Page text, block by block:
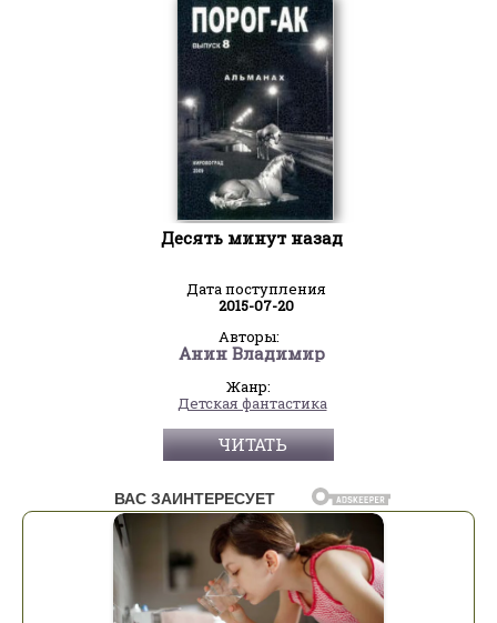
Десять минут назад
Дата поступления
2015-07-20
Авторы:
Анин Владимир
Жанр:
Детская фантастика
ЧИТАТЬ